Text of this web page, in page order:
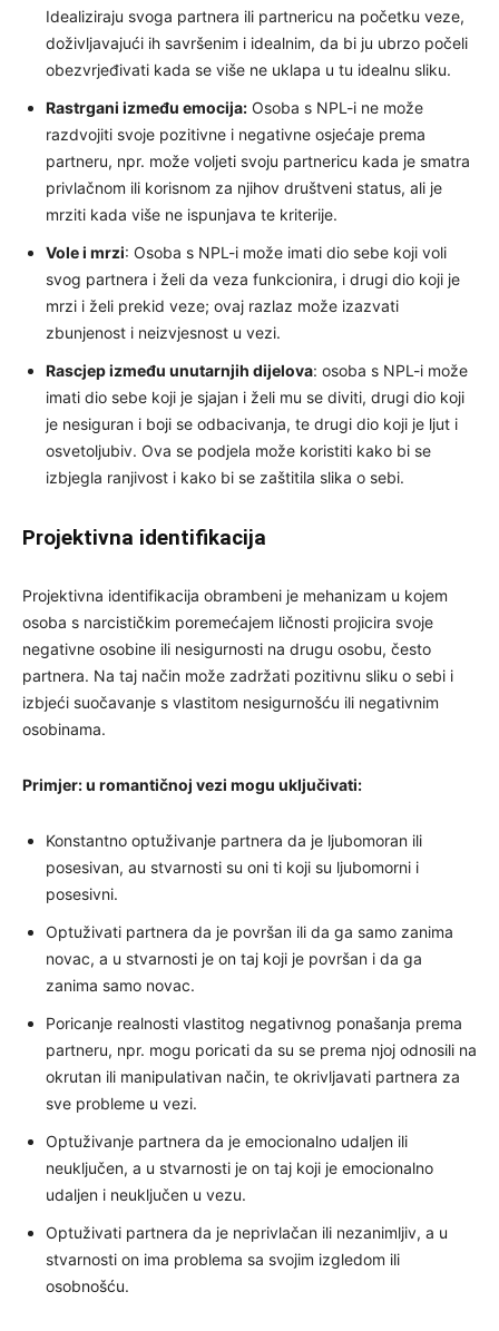
Idealiziraju svoga partnera ili partnericu na početku veze,
doživljavajući ih savršenim i idealnim, da bi ju ubrzo počeli
obezvrjeđivati kada se više ne uklapa u tu idealnu sliku.
Rastrgani između emocija: Osoba s NPL-i ne može
razdvojiti svoje pozitivne i negativne osjećaje prema
partneru, npr. može voljeti svoju partnericu kada je smatra
privlačnom ili korisnom za njihov društveni status, ali je
mrziti kada više ne ispunjava te kriterije.
Vole i mrzi: Osoba s NPL-i može imati dio sebe koji voli
svog partnera i želi da veza funkcionira, i drugi dio koji je
mrzi i želi prekid veze; ovaj razlaz može izazvati
zbunjenost i neizvjesnost u vezi.
Rascjep između unutarnjih dijelova: osoba s NPL-i može
imati dio sebe koji je sjajan i želi mu se diviti, drugi dio koji
je nesiguran i boji se odbacivanja, te drugi dio koji je ljut i
osvetoljubiv. Ova se podjela može koristiti kako bi se
izbjegla ranjivost i kako bi se zaštitila slika o sebi.
Projektivna identifikacija
Projektivna identifikacija obrambeni je mehanizam u kojem
osoba s narcističkim poremećajem ličnosti projicira svoje
negativne osobine ili nesigurnosti na drugu osobu, često
partnera. Na taj način može zadržati pozitivnu sliku o sebi i
izbjeći suočavanje s vlastitom nesigurnošću ili negativnim
osobinama.
Primjer: u romantičnoj vezi mogu uključivati:
Konstantno optuživanje partnera da je ljubomoran ili
posesivan, au stvarnosti su oni ti koji su ljubomorni i
posesivni.
Optuživati ​​partnera da je površan ili da ga samo zanima
novac, a u stvarnosti je on taj koji je površan i da ga
zanima samo novac.
Poricanje realnosti vlastitog negativnog ponašanja prema
partneru, npr. mogu poricati da su se prema njoj odnosili na
okrutan ili manipulativan način, te okrivljavati partnera za
sve probleme u vezi.
Optuživanje partnera da je emocionalno udaljen ili
neuključen, a u stvarnosti je on taj koji je emocionalno
udaljen i neuključen u vezu.
Optuživati ​​partnera da je neprivlačan ili nezanimljiv, a u
stvarnosti on ima problema sa svojim izgledom ili
osobnošću.